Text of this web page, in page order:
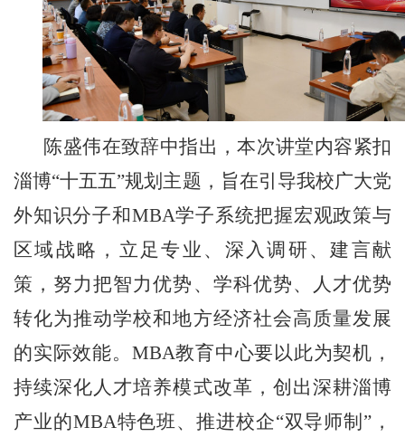
陈盛伟在致辞中指出，本次讲堂内容紧扣
淄博“十五五”规划主题，旨在引导我校广大党
外知识分子和MBA学子系统把握宏观政策与
区域战略，立足专业、深入调研、建言献
策，努力把智力优势、学科优势、人才优势
转化为推动学校和地方经济社会高质量发展
的实际效能。MBA教育中心要以此为契机，
持续深化人才培养模式改革，创出深耕淄博
产业的MBA特色班、推进校企“双导师制”，